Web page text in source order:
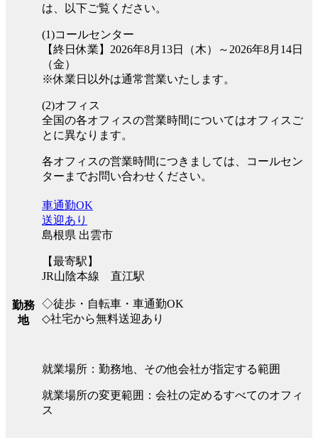
は、以下ご覧ください。
(1)コールセンター
【終日休業】2026年8月13日（木）～2026年8月14日
（金）
※休業日以外は通常営業いたします。
(2)オフィス
全国の各オフィスの営業時間についてはオフィスご
とに異なります。
各オフィスの営業時間につきましては、コールセン
ターまでお問い合わせください。
勤務
地
車通勤OK
送迎あり
島根県 出雲市
【最寄駅】
JR山陰本線 直江駅
◇徒歩・自転車・車通勤OK
◇社宅から無料送迎あり
就業場所：勤務地、その他会社が指定する範囲
就業場所の変更範囲：会社の定めるすべてのオフィ
ス